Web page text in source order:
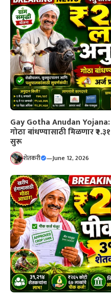
Gay Gotha Anudan
गोठा बांधण्यासाठी मिळणार
सुरू
शेतकरी —June 12, 2026